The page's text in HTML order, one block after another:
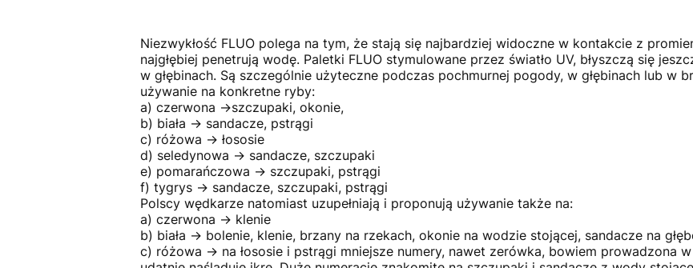
Niezwykłość FLUO polega na tym, że stają się najbardziej widoczne w kontakcie z
najgłębiej penetrują wodę. Paletki FLUO stymulowane przez światło UV, błyszczą się
w głębinach. Są szczególnie użyteczne podczas pochmurnej pogody, w głębinach lub w
używanie na konkretne ryby:
a) czerwona ->szczupaki, okonie,
b) biała -> sandacze, pstrągi
c) różowa -> łososie
d) seledynowa -> sandacze, szczupaki
e) pomarańczowa -> szczupaki, pstrągi
f) tygrys -> sandacze, szczupaki, pstrągi
Polscy wędkarze natomiast uzupełniają i proponują używanie także na:
a) czerwona -> klenie
b) biała -> bolenie, klenie, brzany na rzekach, okonie na wodzie stojącej, sandacze na
c) różowa -> na łososie i pstrągi mniejsze numery, nawet zerówka, bowiem prowadzona